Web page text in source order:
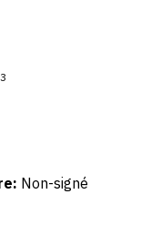
Non-signé